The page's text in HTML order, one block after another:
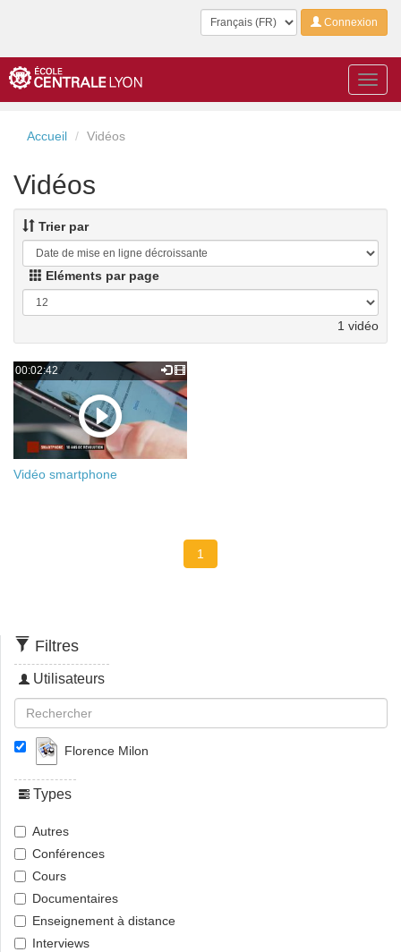
LangueConnexion
Accueil Vidéos
Vidéos
Trier par
Eléments par page
1 vidéo
00:02:42
Vidéo smartphone
1
Filtres
Utilisateurs
Florence Milon
Types
Autres
Conférences
Cours
Documentaires
Enseignement à distance
Interviews